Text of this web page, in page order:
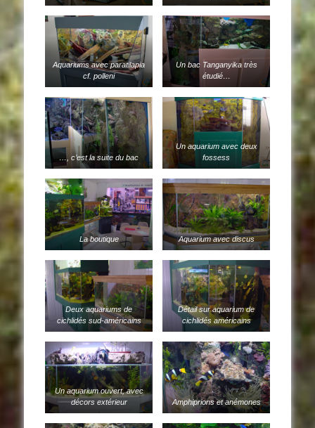
Aquariums avec paratilapia
cf. polleni
Un bac Tanganyika très
étudié…
…, c’est la suite du bac
Un aquarium avec deux
fossess
La boutique Aquarium avec discus
Deux aquariums de
cichlidés sud-américains
Détail sur aquarium de
cichlidés américains
Un aquarium ouvert, avec
décors extérieur
Amphiprions et anémones